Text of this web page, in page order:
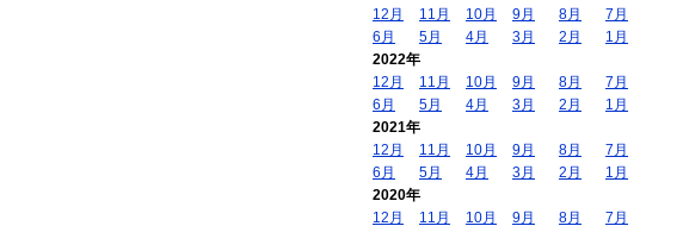
12月
11月 10月 9月 8月
7月
6月
5月 4月 3月 2月
1月
2022年
12月
11月 10月 9月 8月
7月
6月
5月 4月 3月 2月
1月
2021年
12月
11月 10月 9月 8月
7月
6月
5月 4月 3月 2月
1月
2020年
12月
11月 10月 9月 8月 7月